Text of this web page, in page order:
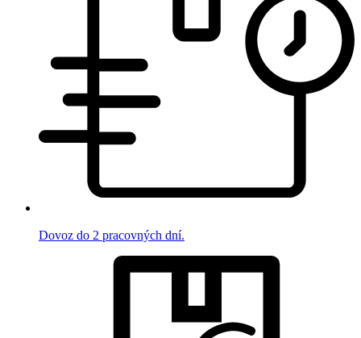
Dovoz do 2 pracovných dní.